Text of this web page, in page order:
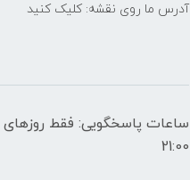
آدرس ما روی نقشه: کلیک کنید
21:00